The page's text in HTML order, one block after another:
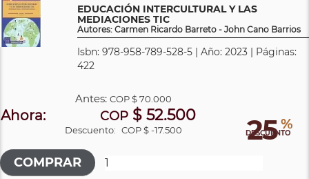
EDUCACIÓN INTERCULTURAL Y LAS
MEDIACIONES TIC
Autores: Carmen Ricardo Barreto - John Cano Barrios
Isbn: 978-958-789-528-5 | Año: 2023 | Páginas:
422
25 %
DESCUENTO
Antes:COP$ 70.000
Ahora: COP$ 52.500
Descuento: COP $ -17.500